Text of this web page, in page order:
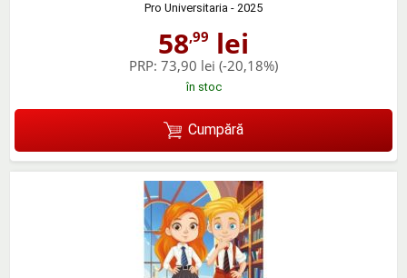
Pro Universitaria - 2025
58,99 lei
PRP: 73,90 lei (-20,18%)
în stoc
Cumpără